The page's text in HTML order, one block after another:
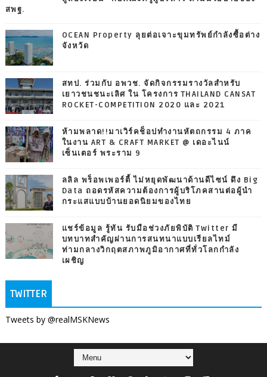
สพฐ.
OCEAN Property ลุยต่อเจาะขุมทรัพย์กำลังซื้อต่าง
จังหวัด
สทป. ร่วมกับ อพวช. จัดกิจกรรมรางวัลสำหรับ
เยาวชนชนะเลิศ ใน โครงการ THAILAND CANSAT
ROCKET-COMPETITION 2020 และ 2021
ห้ามพลาด!!มาเวิร์คช็อปทำงานหัตถกรรม 4 ภาค
ในงาน ART & CRAFT MARKET @ เดอะไนน์
เซ็นเตอร์ พระราม 9
ลลิล พร็อพเพอร์ตี้ ไม่หยุดพัฒนาด้านดีไซน์ ดึง Big
Data ถอดรหัสความต้องการผู้บริโภคสานต่อผู้นำ
กระแสแบบบ้านยอดนิยมของไทย
แชร์ข้อมูล รู้ทัน รับมือช่วงภัยพิบัติ Twitter มี
บทบาทสำคัญผ่านการสนทนาแบบเรียลไทม์
ท่ามกลางวิกฤตสภาพภูมิอากาศที่ทั่วโลกกำลัง
เผชิญ
TWITTER
Tweets by @realMSKNews